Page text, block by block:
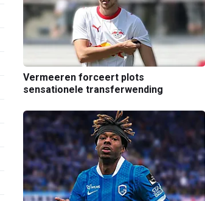
Vermeeren forceert plots
sensationele transferwending